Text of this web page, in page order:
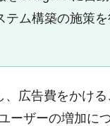
テム構築の施策を
、広告費をかける
ーザーの増加に